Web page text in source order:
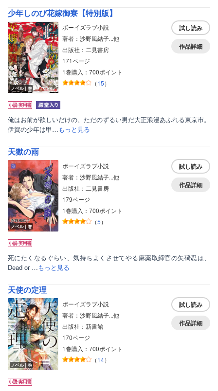
少年しのび花嫁御寮【特別版】
ノベル｜巻
ボーイズラブ小説
著者：沙野風結子...他
出版社：二見書房
171ページ
1巻購入：700ポイント
（15）
試し読み
作品詳細
俺はお前が欲しいだけの、ただのずるい男だ大正浪漫あふれる東京市。
伊賀の少年は甲…もっと見る
天獄の雨
ノベル｜巻
ボーイズラブ小説
著者：沙野風結子...他
出版社：二見書房
179ページ
1巻購入：700ポイント
（5）
試し読み
作品詳細
死にたくなるぐらい、気持ちよくさせてやる麻薬取締官の矢碕忍は、
Dead or …もっと見る
天使の定理
ノベル｜巻
ボーイズラブ小説
著者：沙野風結子...他
出版社：新書館
170ページ
1巻購入：700ポイント
（14）
試し読み
作品詳細